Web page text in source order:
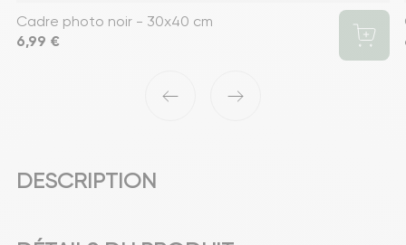
Cadre photo noir - 30x40 cm
Prix
6,99 €
‹ ›
DESCRIPTION